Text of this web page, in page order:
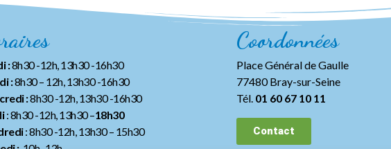
:8h30 -12h, 13h30 -16h30
:8h30 – 12h, 13h30 -16h30
:8h30 -12h, 13h30 -16h30
: 8h30 -12h, 13h30 –18h30
: 8h30 -12h, 13h30– 15h30
Coordonnées
Place Général de Gaulle
77480 Bray-sur-Seine
Tél. 01 60 67 10 11
Contact